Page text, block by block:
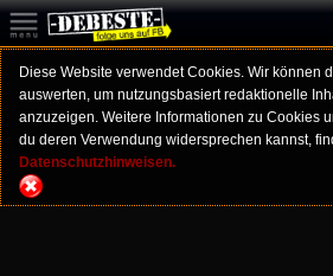
Diese Website verwendet Cookies. Wir können
auswerten, um nutzungsbasiert redaktionelle
anzuzeigen. Weitere Informationen zu Cookies
du deren Verwendung widersprechen kannst,
Datenschutzhinweisen.